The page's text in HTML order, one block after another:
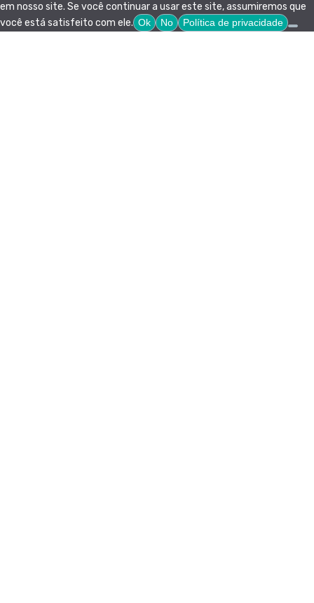
em nosso site. Se você continuar a usar este site, assumiremos que
você está satisfeito com ele. Ok No Política de privacidade